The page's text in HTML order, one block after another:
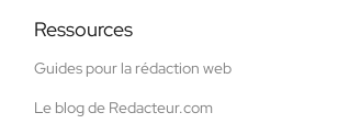
Ressources
Guides pour la rédaction web
Le blog de Redacteur.com